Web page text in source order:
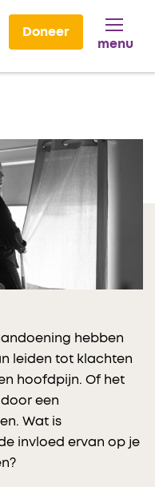
Doneer
menu
hebben
leiden tot klachten
hoofdpijn. Of het
een
Wat is
invloed ervan op je